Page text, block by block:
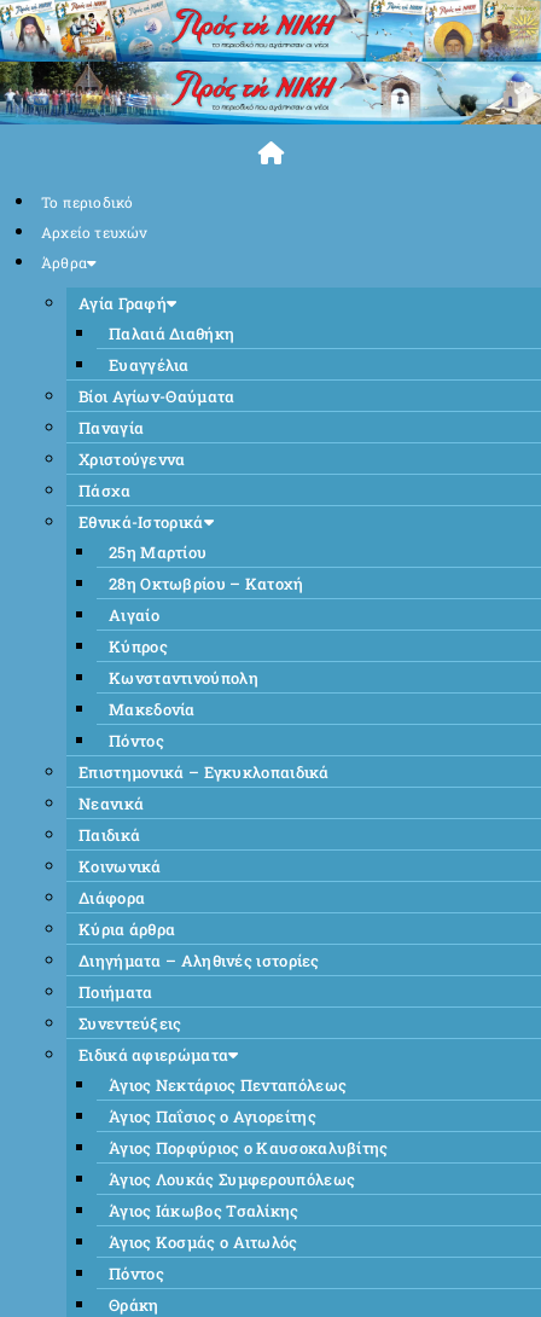
Skip
to
content
Το περιοδικό
Αρχείο τευχών
Άρθρα
Αγία Γραφή
Παλαιά Διαθήκη
Ευαγγέλια
Βίοι Αγίων-Θαύματα
Παναγία
Χριστούγεννα
Πάσχα
Εθνικά-Ιστορικά
25η Μαρτίου
28η Οκτωβρίου – Κατοχή
Αιγαίο
Κύπρος
Κωνσταντινούπολη
Μακεδονία
Πόντος
Επιστημονικά – Εγκυκλοπαιδικά
Νεανικά
Παιδικά
Κοινωνικά
Διάφορα
Κύρια άρθρα
Διηγήματα – Αληθινές ιστορίες
Ποιήματα
Συνεντεύξεις
Ειδικά αφιερώματα
Άγιος Νεκτάριος Πενταπόλεως
Άγιος Παΐσιος ο Αγιορείτης
Άγιος Πορφύριος ο Καυσοκαλυβίτης
Άγιος Λουκάς Συμφερουπόλεως
Άγιος Ιάκωβος Τσαλίκης
Άγιος Κοσμάς ο Αιτωλός
Πόντος
Θράκη